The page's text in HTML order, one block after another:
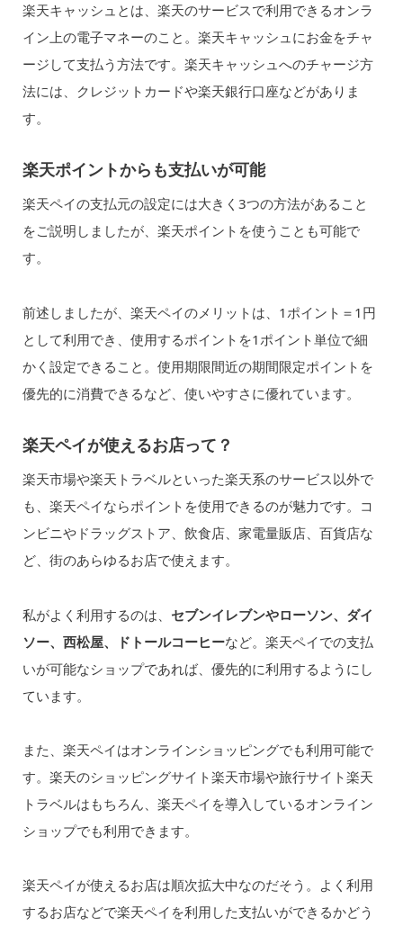
楽天キャッシュとは、楽天のサービスで利用できるオンラ
イン上の電子マネーのこと。楽天キャッシュにお金をチャ
ージして支払う方法です。楽天キャッシュへのチャージ方
法には、クレジットカードや楽天銀行口座などがありま
す。
楽天ポイントからも支払いが可能
楽天ペイの支払元の設定には大きく3つの方法があること
をご説明しましたが、楽天ポイントを使うことも可能で
す。
前述しましたが、楽天ペイのメリットは、1ポイント＝1円
として利用でき、使用するポイントを1ポイント単位で細
かく設定できること。使用期限間近の期間限定ポイントを
優先的に消費できるなど、使いやすさに優れています。
楽天ペイが使えるお店って？
楽天市場や楽天トラベルといった楽天系のサービス以外で
も、楽天ペイならポイントを使用できるのが魅力です。コ
ンビニやドラッグストア、飲食店、家電量販店、百貨店な
ど、街のあらゆるお店で使えます。
私がよく利用するのは、 セブンイレブンやローソン、ダイ
ソー、西松屋、ドトールコーヒーなど。楽天ペイでの支払
いが可能なショップであれば、優先的に利用するようにし
ています。
また、楽天ペイはオンラインショッピングでも利用可能で
す。楽天のショッピングサイト楽天市場や旅行サイト楽天
トラベルはもちろん、楽天ペイを導入しているオンライン
ショップでも利用できます。
楽天ペイが使えるお店は順次拡大中なのだそう。よく利用
するお店などで楽天ペイを利用した支払いができるかどう